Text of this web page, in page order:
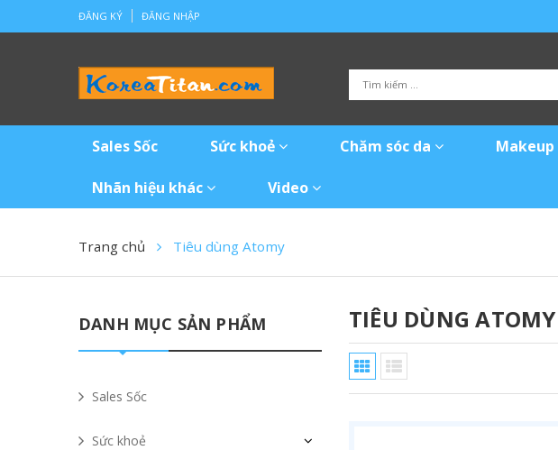
ĐĂNG KÝ ĐĂNG NHẬP
Sales Sốc Sức khoẻ Chăm sóc da Makeup
Nhãn hiệu khác Video
Trang chủ Tiêu dùng Atomy
TIÊU DÙNG ATOMY
DANH MỤC SẢN PHẨM
Sales Sốc
Sức khoẻ